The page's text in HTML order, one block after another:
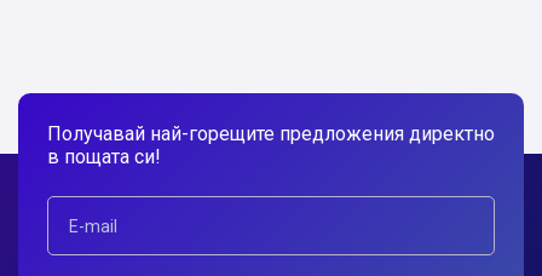
Получавай най-горещите предложения директно
в пощата си!